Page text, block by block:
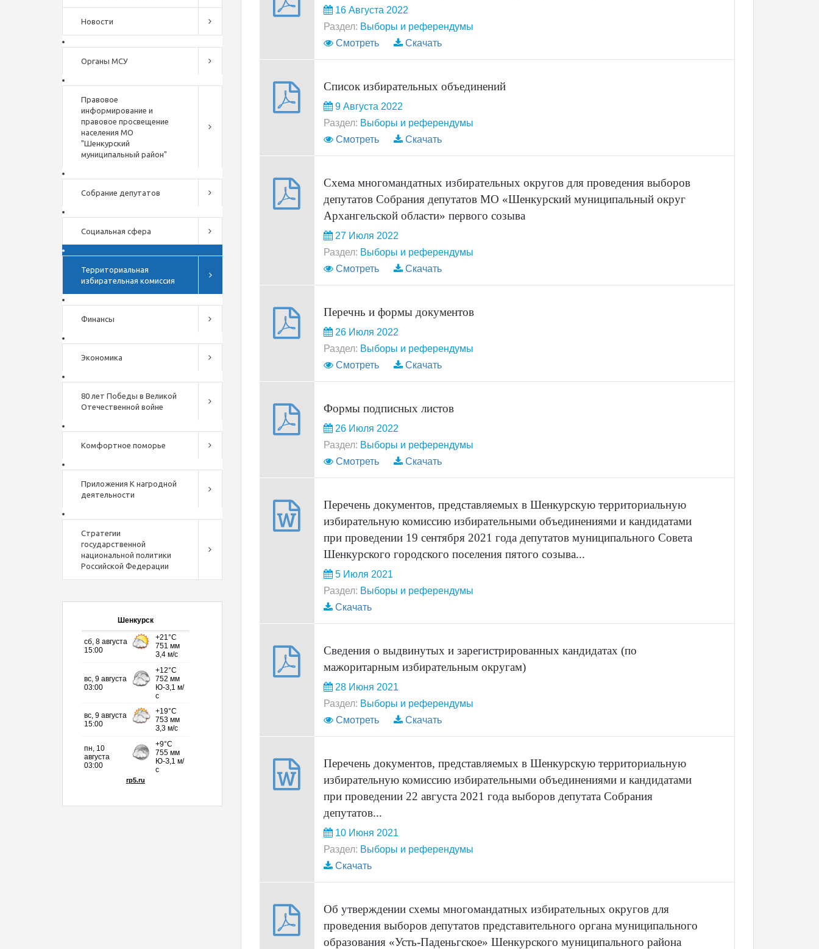
Новости
Органы МСУ
Правовое
информирование и
правовое просвещение
населения МО
"Шенкурский
муниципальный район"
Собрание депутатов
Социальная сфера
Территориальная
избирательная комиссия
Финансы
Экономика
80 лет Победы в Великой
Отечественной войне
Комфортное поморье
Приложения К нагродной
деятельности
Стратегии
государственной
национальной политики
Российской Федерации
Шенкурск
16 Августа 2022
Раздел: Выборы и референдумы
Смотреть
Скачать
Список избирательных объединений
9 Августа 2022
Раздел: Выборы и референдумы
Смотреть
Скачать
Схема многомандатных избирательных округов для проведения выборов
депутатов Собрания депутатов МО «Шенкурский муниципальный округ
Архангельской области» первого созыва
27 Июля 2022
Раздел: Выборы и референдумы
Смотреть
Скачать
Перечнь и формы документов
26 Июля 2022
Раздел: Выборы и референдумы
Смотреть
Скачать
Формы подписных листов
26 Июля 2022
Раздел: Выборы и референдумы
Смотреть
Скачать
Перечень документов, представляемых в Шенкурскую территориальную
избирательную комиссию избирательными объединениями и кандидатами
при проведении 19 сентября 2021 года депутатов муниципального Совета
Шенкурского городского поселения пятого созыва...
5 Июля 2021
Раздел: Выборы и референдумы
Скачать
Сведения о выдвинутых и зарегистрированных кандидатах (по
мажоритарным избирательным округам)
28 Июня 2021
Раздел: Выборы и референдумы
Смотреть
Скачать
Перечень документов, представляемых в Шенкурскую территориальную
избирательную комиссию избирательными объединениями и кандидатами
при проведении 22 августа 2021 года выборов депутата Собрания
депутатов...
10 Июня 2021
Раздел: Выборы и референдумы
Скачать
Об утверждении схемы многомандатных избирательных округов для
проведения выборов депутатов представительного органа муниципального
образования «Усть-Паденьгское» Шенкурского муниципального района